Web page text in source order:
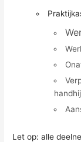
Let op: alle